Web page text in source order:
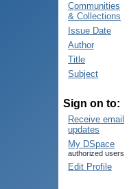
Communities
& Collections
Issue Date
Author
Title
Subject
Sign on to:
Receive email
updates
My DSpace
authorized users
Edit Profile